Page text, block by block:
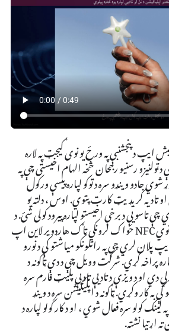
د پنجشنبې په ورځ یو نوی ګیجټ په لاره
رسنیو رجحان څخه الهام اخیستی چې په
جادو وینډو سره د توکو لپاره پیسې ورکول
تادیه کریډیټ کارت پټوي. اوس ، دلته یو
تاسو یې د برخې اخیستو لپاره پیرود کولی شئ. د
شرکت $ 25 وانډ د دې نوي NFC ځواک لرونکي ټاګ هارډویر لاین اپ
پلان لري چې په راتلونکو میاشتو کې د نورو
پراخه کړي. شرکت وویل چې د دې ټاګونه د
او د ویزې د تادیې تادیې پلیټ فارم سره
به کار وکړي. ټاګونه د اپلیکیشن سره د وینډ
کولو سره فعال شوي ، او د کار کولو لپاره د
اړتیا نشته.